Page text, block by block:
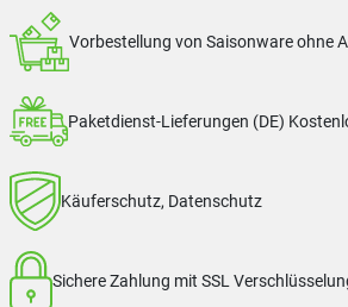
Vorbestellung von Saisonware ohne
Paketdienst-Lieferungen (DE)
Käuferschutz, Datenschutz
Sichere Zahlung mit SSL